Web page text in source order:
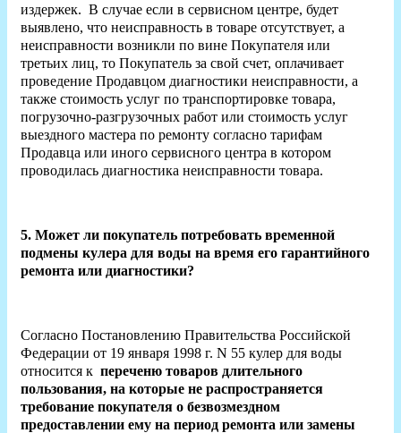
издержек. В случае если в сервисном центре, будет
выявлено, что неисправность в товаре отсутствует, а
неисправности возникли по вине Покупателя или
третьих лиц, то Покупатель за свой счет, оплачивает
проведение Продавцом диагностики неисправности, а
также стоимость услуг по транспортировке товара,
погрузочно-разгрузочных работ или стоимость услуг
выездного мастера по ремонту согласно тарифам
Продавца или иного сервисного центра в котором
проводилась диагностика неисправности товара.
5. Может ли покупатель потребовать временной
подмены кулера для воды на время его гарантийного
ремонта или диагностики?
Согласно Постановлению Правительства Российской
Федерации от 19 января 1998 г. N 55 кулер для воды
относится к переченю товаров длительного
пользования, на которые не распространяется
требование покупателя о безвозмездном
предоставлении ему на период ремонта или замены